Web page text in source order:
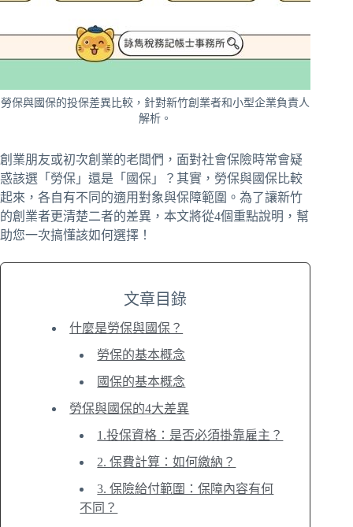
勞保與國保的投保差異比較，針對新竹創業者和小型企業負責人
解析。
創業朋友或初次創業的老闆們，面對社會保險時常會疑
惑該選「勞保」還是「國保」？其實，勞保與國保比較
起來，各自有不同的適用對象與保障範圍。為了讓新竹
的創業者更清楚二者的差異，本文將從4個重點說明，幫
助您一次搞懂該如何選擇！
文章目錄
什麼是勞保與國保？
勞保的基本概念
國保的基本概念
勞保與國保的4大差異
1.投保資格：是否必須掛靠雇主？
2. 保費計算：如何繳納？
3. 保險給付範圍：保障內容有何
不同？